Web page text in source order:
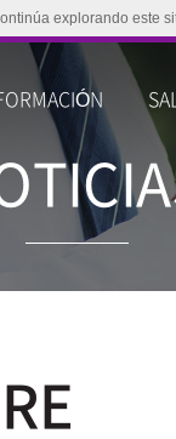
explorando este